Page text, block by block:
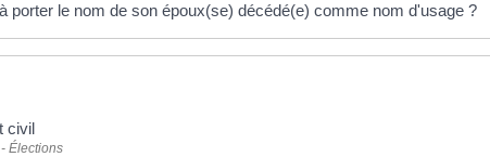
porter le nom de son époux(se) décédé(e) comme nom d'usage ?
civil
Élections